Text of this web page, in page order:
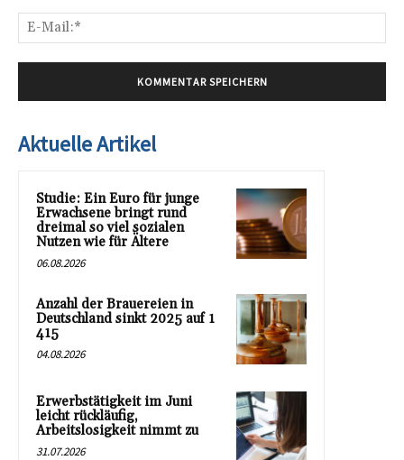
Aktuelle Artikel
Studie: Ein Euro für junge
Erwachsene bringt rund
dreimal so viel sozialen
Nutzen wie für Ältere
06.08.2026
Anzahl der Brauereien in
Deutschland sinkt 2025 auf 1
415
04.08.2026
Erwerbstätigkeit im Juni
leicht rückläufig,
Arbeitslosigkeit nimmt zu
31.07.2026